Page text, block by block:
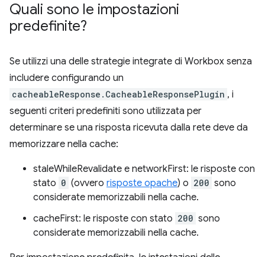
Quali sono le impostazioni
predefinite?
Se utilizzi una delle strategie integrate di Workbox senza
includere configurando un
cacheableResponse.CacheableResponsePlugin , i
seguenti criteri predefiniti sono utilizzata per
determinare se una risposta ricevuta dalla rete deve da
memorizzare nella cache:
staleWhileRevalidate e networkFirst: le risposte con
stato 0 (ovvero risposte opache) o 200 sono
considerate memorizzabili nella cache.
cacheFirst: le risposte con stato 200 sono
considerate memorizzabili nella cache.